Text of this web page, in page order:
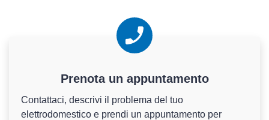
Prenota un appuntamento
Contattaci, descrivi il problema del tuo
elettrodomestico e prendi un appuntamento per